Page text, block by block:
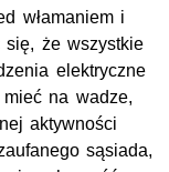
włamaniem i
się, że wszystkie
elektryczne
mieć na wadze,
aktywności
sąsiada,